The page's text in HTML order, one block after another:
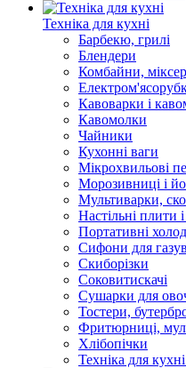
Техніка для кухні
Барбекю, грилі
Блендери
Комбайни,
Кавоварки і
Кавомолки
Чайники
Кухонні ваги
Мікрохвильові
Морозивниці і
Мультиварки,
Настільні плити
Портативні
Сифони для
Скиборізки
Соковитискачі
Сушарки для
Тостери,
Фритюрниці,
Хлібопічки
Техніка для кухні